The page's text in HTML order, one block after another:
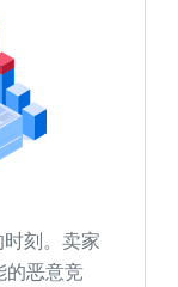
刻。卖家
的恶意竞